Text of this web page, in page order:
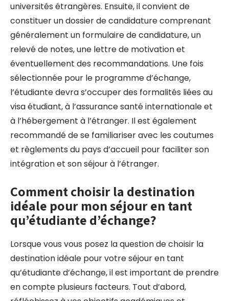
universités étrangères. Ensuite, il convient de
constituer un dossier de candidature comprenant
généralement un formulaire de candidature, un
relevé de notes, une lettre de motivation et
éventuellement des recommandations. Une fois
sélectionnée pour le programme d’échange,
l’étudiante devra s’occuper des formalités liées au
visa étudiant, à l’assurance santé internationale et
à l’hébergement à l’étranger. Il est également
recommandé de se familiariser avec les coutumes
et règlements du pays d’accueil pour faciliter son
intégration et son séjour à l’étranger.
Comment choisir la destination
idéale pour mon séjour en tant
qu’étudiante d’échange?
Lorsque vous vous posez la question de choisir la
destination idéale pour votre séjour en tant
qu’étudiante d’échange, il est important de prendre
en compte plusieurs facteurs. Tout d’abord,